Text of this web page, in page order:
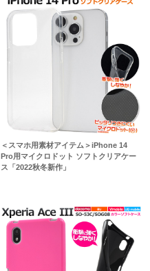
＜スマホ用素材アイテム＞iPhone 14
Pro用マイクロドット ソフトクリアケー
ス「2022秋冬新作」